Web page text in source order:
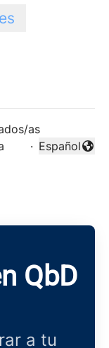
as
·
Cambiar
Español
QbD
a tu